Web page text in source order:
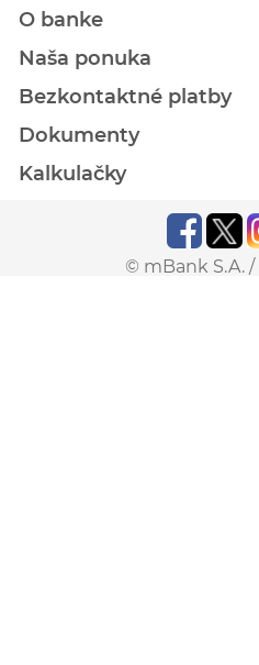
O banke
Naša ponuka
Bezkontaktné platby
Dokumenty
Kalkulačky
© mBank S.A. /